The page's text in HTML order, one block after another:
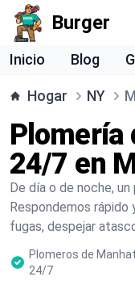
Burger
Inicio Blog
Hogar NY
Plomería
24/7 en
De día o de noche,
Respondemos
fugas, despejar
Plomeros de
24/7